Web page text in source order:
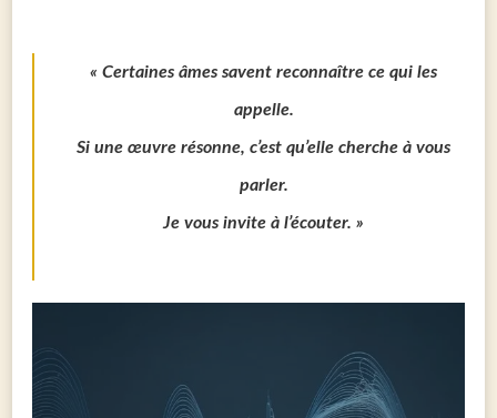
« Certaines âmes savent reconnaître ce qui les
appelle.
Si une œuvre résonne, c’est qu’elle cherche à vous
parler.
Je vous invite à l’écouter. »